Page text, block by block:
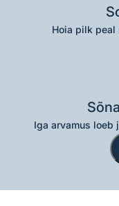
Hoia pilk peal
Iga arvamus loeb